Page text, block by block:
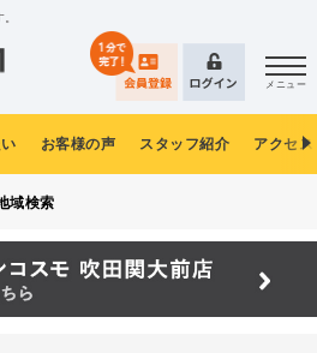
メニュー
お客様の声 スタッフ紹介 アクセ
域検索